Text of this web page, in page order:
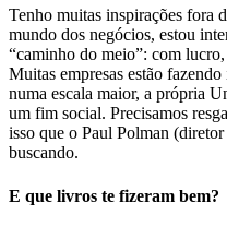
Tenho muitas inspirações
mundo dos negócios, estou
“caminho do meio”: com
Muitas empresas estão
numa escala maior, a própria
um fim social. Precisamos
isso que o Paul Polman
buscando.
E que livros te fizeram bem?